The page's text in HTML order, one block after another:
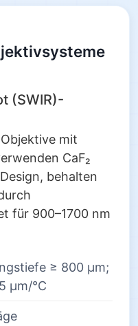
(SWIR)-
mit
CaF₂
behalten
für 900–1700 nm
≥ 800 µm;
µm/°C